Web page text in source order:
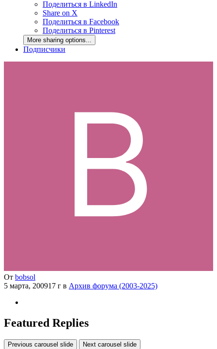
Поделиться в LinkedIn
Share on X
Поделиться в Facebook
Поделиться в Pinterest
More sharing options...
Подписчики
От bobsol
5 марта, 200917 г в Архив форума (2003-2025)
Featured Replies
Previous carousel slide Next carousel slide